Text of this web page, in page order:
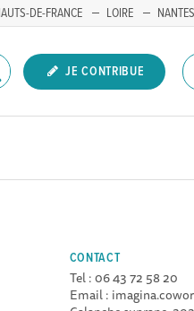
DE-FRANCE LOIRE NANTES
JE CONTRIBUE
CONTACT
Tel : 06 43 72 58 20
Email :